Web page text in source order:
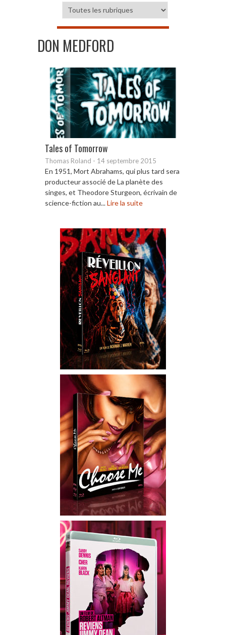
DON MEDFORD
Tales of Tomorrow
Thomas Roland - 14 septembre 2015
En 1951, Mort Abrahams, qui plus tard sera
producteur associé de La planète des
singes, et Theodore Sturgeon, écrivain de
science-fiction au...Lire la suite